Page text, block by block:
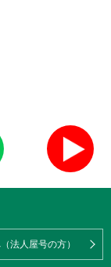
法人屋号の方）